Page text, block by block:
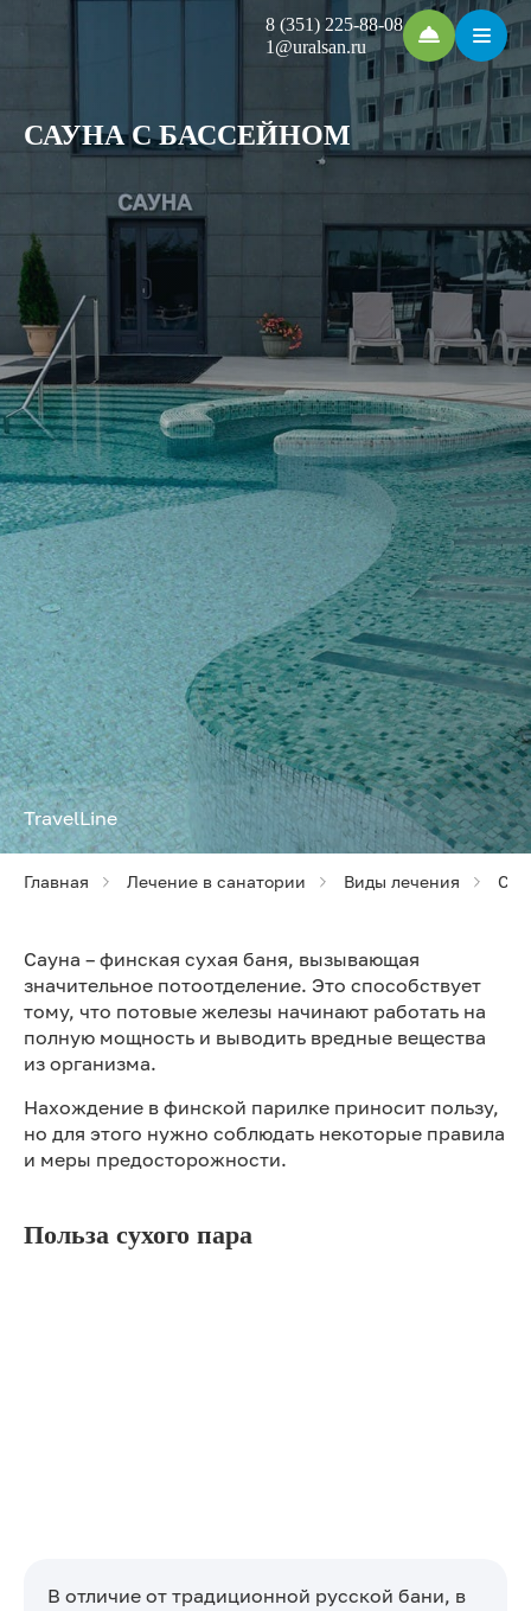
8 (351) 225-88-08
1@uralsan.ru
САУНА С БАССЕЙНОМ
TravelLine
Главная Лечение в санатории Виды лечения
Сауна – финская сухая баня, вызывающая
значительное потоотделение. Это способствует
тому, что потовые железы начинают работать на
полную мощность и выводить вредные вещества
из организма.
Нахождение в финской парилке приносит пользу,
но для этого нужно соблюдать некоторые правила
и меры предосторожности.
Польза сухого пара
В отличие от традиционной русской бани, в